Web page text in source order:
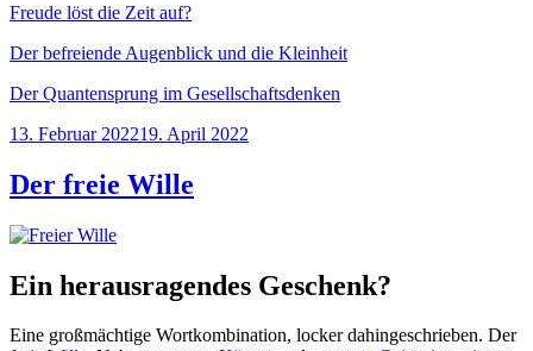
Freude löst die Zeit auf?
Der befreiende Augenblick und die Kleinheit
Der Quantensprung im Gesellschaftsdenken
Veröffentlicht
13. Februar 202219. April 2022
Der freie Wille
Ein herausragendes Geschenk?
Eine großmächtige Wortkombination, locker dahingeschrieben. Der